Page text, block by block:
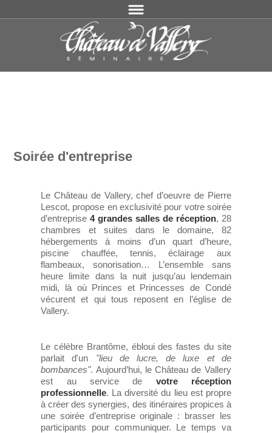
Soirée d'entreprise
Le Château de Vallery, chef d’oeuvre de Pierre
Lescot, propose en exclusivité pour votre soirée
d’entreprise4 grandes salles de réception, 28
chambres et suites dans le domaine, 82
hébergements à moins d’un quart d’heure,
piscine chauffée, tennis, éclairage aux
flambeaux, sonorisation… L’ensemble sans
heure limite dans la nuit jusqu’au lendemain
midi, là où Princes et Princesses de Condé
vécurent et qui tous reposent en l’église de
Vallery.
Le célèbre Brantôme, ébloui des fastes du site
parlait d'un "lieu de lucre, de luxe et de
bombances". Aujourd’hui, le Château de Vallery
est au service de votre réception
professionnelle. La diversité du lieu est propre
à créer des synergies, des itinéraires propices à
une soirée d’entreprise originale : brasser les
participants pour communiquer. Le temps va